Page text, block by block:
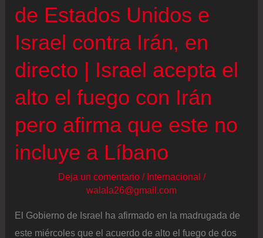
Trump
amenaza
una
ofensiva
fuerte”
si
falla
con
Irán
de Estados Unidos e
Israel contra Irán, en
directo | Israel acepta el
alto el fuego con Irán
pero afirma que este no
incluye a Líbano
Deja un comentario / Internacional /
walala26@gmail.com
El Gobierno de Israel ha afirmado en la madrugada de
este miércoles que el acuerdo de alto el fuego de dos